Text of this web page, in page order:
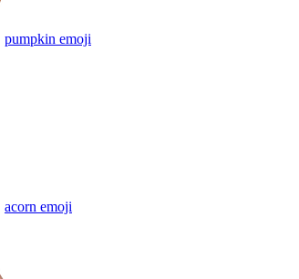
pumpkin emoji
acorn emoji